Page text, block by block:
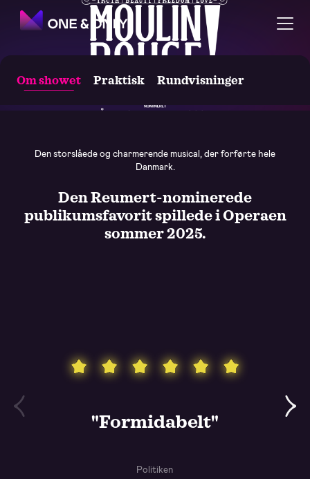
Om showet Praktisk Rundvisninger
Moulin Rouge! The Musical
Den storslåede og charmerende musical, der forførte hele
Danmark.
Den Reumert-nominerede
publikumsfavorit spillede i Operaen
sommer 2025.
"Formidabelt"
Politiken